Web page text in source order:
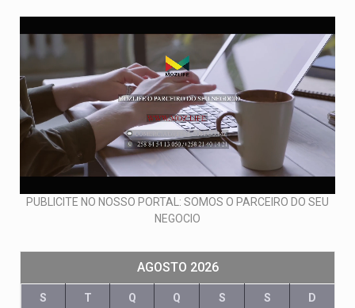
PUBLICITE NO NOSSO PORTAL: SOMOS O PARCEIRO DO SEU
NEGOCIO
AGOSTO 2026
S T Q Q S S D